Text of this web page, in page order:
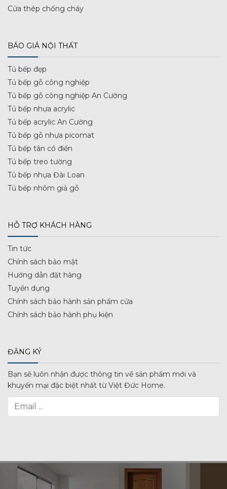
Cửa thép chống cháy
BÁO GIÁ NỘI THẤT
Tủ bếp đẹp
Tủ bếp gỗ công nghiệp
Tủ bếp gỗ công nghiệp An Cường
Tủ bếp nhựa acrylic
Tủ bếp acrylic An Cường
Tủ bếp gỗ nhựa picomat
Tủ bếp tân cổ điển
Tủ bếp treo tường
Tủ bếp nhựa Đài Loan
Tủ bếp nhôm giả gỗ
HỖ TRỢ KHÁCH HÀNG
Tin tức
Chính sách bảo mật
Hướng dẫn đặt hàng
Tuyển dụng
Chính sách bảo hành sản phẩm cửa
Chính sách bảo hành phụ kiện
ĐĂNG KÝ
Bạn sẽ luôn nhận được thông tin về sản phẩm mới và
khuyến mại đặc biệt nhất từ Việt Đức Home.